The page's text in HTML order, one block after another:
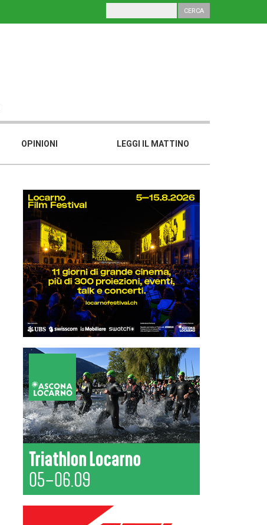
OPINIONI LEGGI IL MATTINO